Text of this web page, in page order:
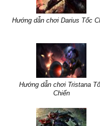
Hướng dẫn chơi Darius Tốc
Hướng dẫn chơi Tristana
Chiến